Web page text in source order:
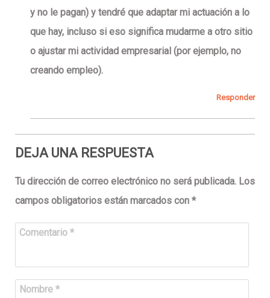
y no le pagan) y tendré que adaptar mi actuación a lo
que hay, incluso si eso significa mudarme a otro sitio
o ajustar mi actividad empresarial (por ejemplo, no
creando empleo).
Responder
DEJA UNA RESPUESTA
Tu dirección de correo electrónico no será publicada. Los
campos obligatorios están marcados con *
Comentario *
Nombre *